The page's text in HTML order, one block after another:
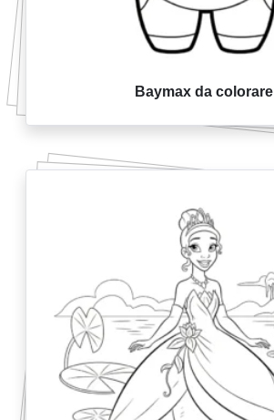
Baymax da colorare